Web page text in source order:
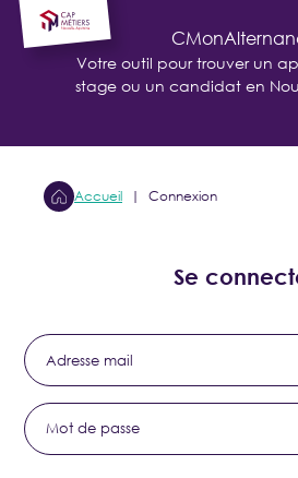
Votre outil pour trouver un
stage ou un candidat en
Accueil Connexion
Se
Adresse mail
Mot de passe